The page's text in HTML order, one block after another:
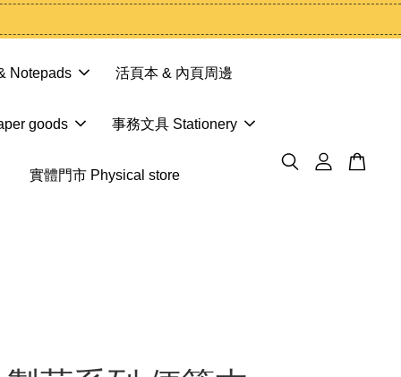
Notepads 活頁本 & 內頁周邊
goods 事務文具 Stationery
實體門市 Physical store